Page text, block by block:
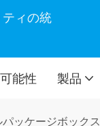
ィの統
能性 製品
ッケージボックス